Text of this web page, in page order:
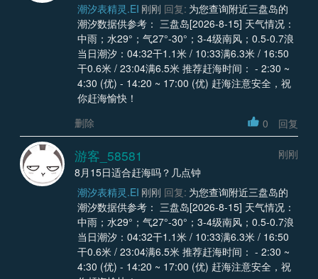
潮汐表精灵.EI 刚刚 回复: 为您查询附近三盘岛的
潮汐数据供参考： 三盘岛[2026-8-15] 天气情况：
中雨；水29°；气27°-30°；3-4级南风；0.5-0.7浪
当日潮汐：04:32干1.1米 / 10:33满6.3米 / 16:50
干0.6米 / 23:04满6.5米 推荐赶海时间： - 2:30 ~
4:30 (优) - 14:20 ~ 17:00 (优) 赶海注意安全，祝
你赶海愉快！
删除
0 回复
游客_58581
刚刚
8月15日适合赶海吗？几点钟
潮汐表精灵.EI 刚刚 回复: 为您查询附近三盘岛的
潮汐数据供参考： 三盘岛[2026-8-15] 天气情况：
中雨；水29°；气27°-30°；3-4级南风；0.5-0.7浪
当日潮汐：04:32干1.1米 / 10:33满6.3米 / 16:50
干0.6米 / 23:04满6.5米 推荐赶海时间： - 2:30 ~
4:30 (优) - 14:20 ~ 17:00 (优) 赶海注意安全，祝